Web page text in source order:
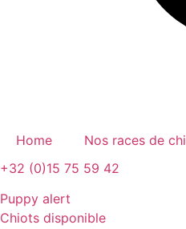
Home Nos races de
+32 (0)15 75 59 42
Puppy alert
Chiots disponible